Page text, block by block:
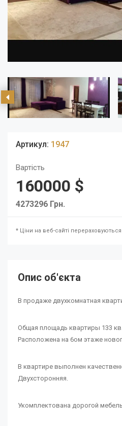
Артикул: 1947
Вартість
160000 $
4273296 Грн.
* Ціни на веб-сайті
Опис об'єкта
В продаже двухкомнатная
Общая площадь квартиры 133
Расположена на 6ом этаже
В квартире выполнен
Двухсторонняя.
Укомплектована дорогой